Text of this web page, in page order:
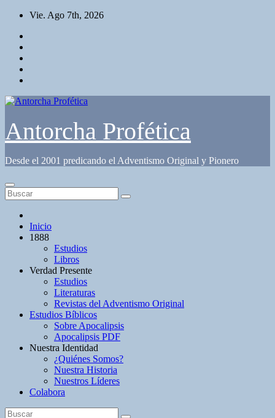
Saltar
contenido
Vie. Ago 7th, 2026
Antorcha Profética
Desde el 2001 predicando el Adventismo Original y Pionero
Inicio
1888
Estudios
Libros
Verdad Presente
Estudios
Literaturas
Revistas del Adventismo Original
Estudios Bíblicos
Sobre Apocalipsis
Apocalipsis PDF
Nuestra Identidad
¿Quiénes Somos?
Nuestra Historia
Nuestros Líderes
Colabora